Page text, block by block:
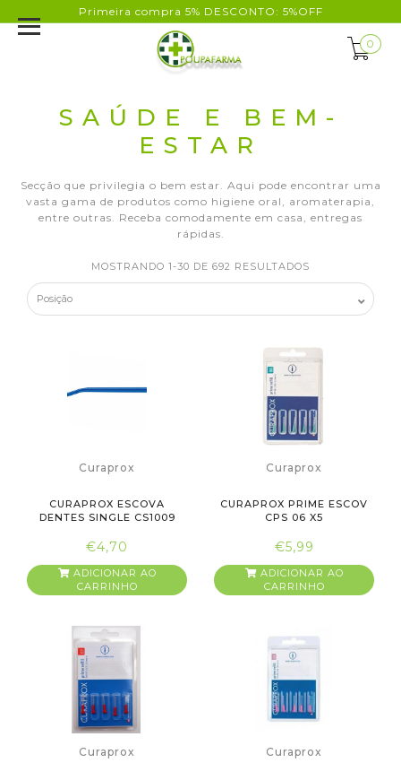
Primeira compra 5% DESCONTO: 5%OFF
0
SAÚDE E BEM-
ESTAR
Secção que privilegia o bem estar. Aqui pode encontrar uma
vasta gama de produtos como higiene oral, aromaterapia,
entre outras. Receba comodamente em casa, entregas
rápidas.
MOSTRANDO 1-30 DE 692 RESULTADOS
Curaprox
CURAPROX ESCOVA
DENTES SINGLE CS1009
€4,70
ADICIONAR AO
CARRINHO
Curaprox
CURAPROX PRIME ESCOV
CPS 06 X5
€5,99
ADICIONAR AO
CARRINHO
Curaprox Curaprox